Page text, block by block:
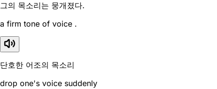
그의 목소리는 뭉개졌다.
a firm tone of voice .
단호한 어조의 목소리
drop one's voice suddenly